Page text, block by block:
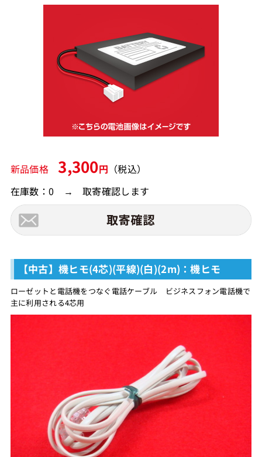
新品価格3,300円 （税込）
在庫数：0 → 取寄確認します
【中古】機ヒモ(4芯)(平線)(白)(2m)：機ヒモ
ローゼットと電話機をつなぐ電話ケーブル ビジネスフォン電話機で
主に利用される4芯用